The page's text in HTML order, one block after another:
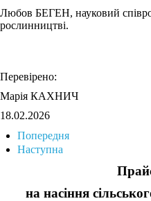
Любов БЕГЕН, науковий
рослинництві.
Перевірено:
Марія КАХНИЧ
18.02.2026
Попередня
Наступна
на насіння